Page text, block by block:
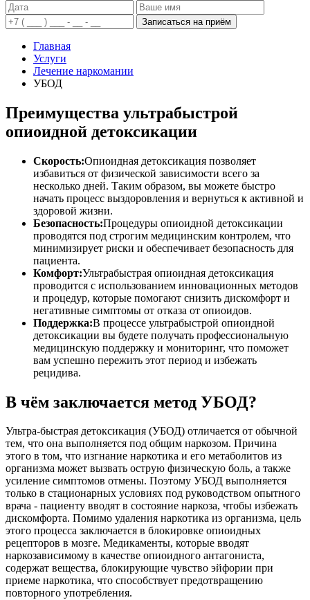
Записаться на приём
Главная
Услуги
Лечение наркомании
УБОД
Преимущества ультрабыстрой
опиоидной детоксикации
Скорость:Опиоидная детоксикация позволяет
избавиться от физической зависимости всего за
несколько дней. Таким образом, вы можете быстро
начать процесс выздоровления и вернуться к активной и
здоровой жизни.
Безопасность:Процедуры опиоидной детоксикации
проводятся под строгим медицинским контролем, что
минимизирует риски и обеспечивает безопасность для
пациента.
Комфорт:Ультрабыстрая опиоидная детоксикация
проводится с использованием инновационных методов
и процедур, которые помогают снизить дискомфорт и
негативные симптомы от отказа от опиоидов.
Поддержка:В процессе ультрабыстрой опиоидной
детоксикации вы будете получать профессиональную
медицинскую поддержку и мониторинг, что поможет
вам успешно пережить этот период и избежать
рецидива.
В чём заключается метод УБОД?
Ультра-быстрая детоксикация (УБОД) отличается от обычной
тем, что она выполняется под общим наркозом. Причина
этого в том, что изгнание наркотика и его метаболитов из
организма может вызвать острую физическую боль, а также
усиление симптомов отмены. Поэтому УБОД выполняется
только в стационарных условиях под руководством опытного
врача - пациенту вводят в состояние наркоза, чтобы избежать
дискомфорта. Помимо удаления наркотика из организма, цель
этого процесса заключается в блокировке опиоидных
рецепторов в мозге. Медикаменты, которые вводят
наркозависимому в качестве опиоидного антагониста,
содержат вещества, блокирующие чувство эйфории при
приеме наркотика, что способствует предотвращению
повторного употребления.